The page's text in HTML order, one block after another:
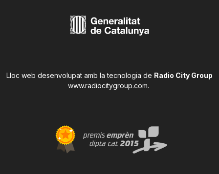
Lloc web desenvolupat amb la tecnologia de Radio City Group
www.radiocitygroup.com.